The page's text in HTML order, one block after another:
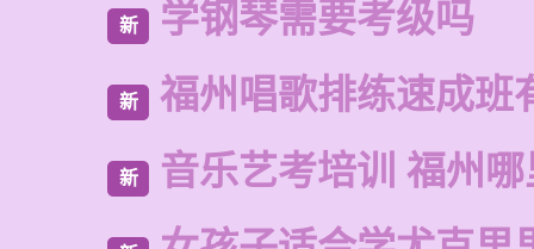
新 学钢琴需要考级吗
新 福州唱歌排练速成班
新 音乐艺考培训 福州